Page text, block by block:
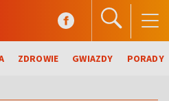
ZDROWIE GWIAZDY PORADY